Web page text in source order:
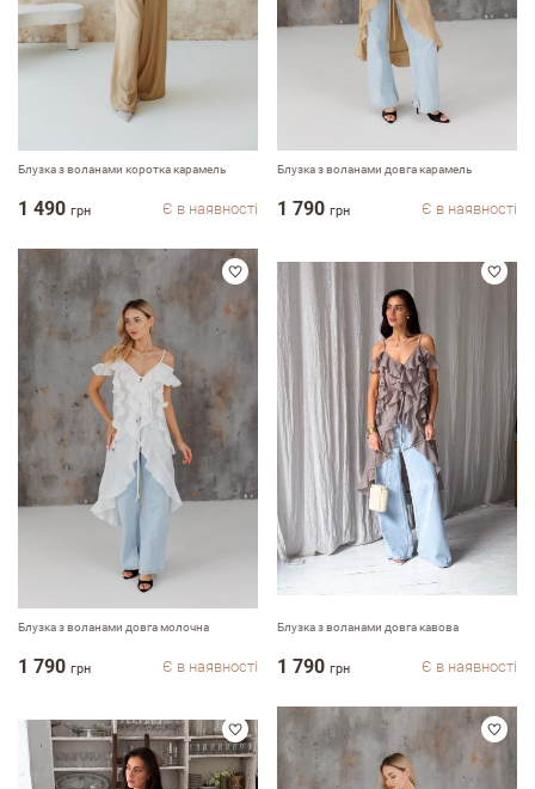
Блузка з воланами коротка карамель
1 490 грн Є в наявності
Блузка з воланами довга карамель
1 790 грн Є в наявності
Блузка з воланами довга молочна
1 790 грн Є в наявності
Блузка з воланами довга кавова
1 790 грн Є в наявності